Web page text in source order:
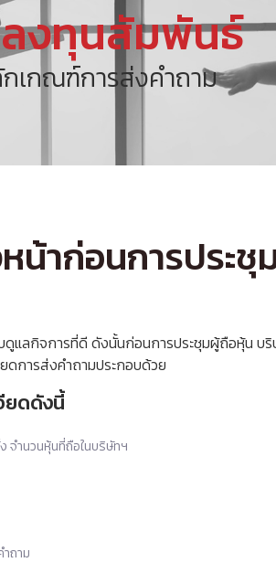
งทุนสัมพันธ์
เกณฑ์การส่งคำถาม
าก่อนการประ
ลกิจการที่ดี ดังนั้นก่อนการประชุมผู้ถือหุ้น บ
ดการส่งคำถามประกอบด้วย
ยดดังนี้
จำนวนหุ้นที่ถือในบริษัทฯ
ถาม